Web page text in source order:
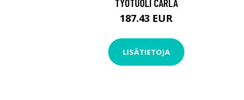
TYÖTUOLI CARLA
187.43 EUR
LISÄTIETOJA